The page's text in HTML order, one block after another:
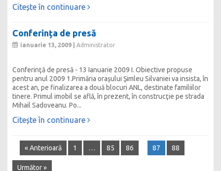
Citește în continuare
Conferința de presă
ianuarie 13, 2009 | Administrator
Conferinţă de presă - 13 Ianuarie 2009 I. Obiective propuse
pentru anul 2009 1.Primăria oraşului Şimleu Silvaniei va insista, în
acest an, pe finalizarea a două blocuri ANL, destinate familiilor
tinere. Primul imobil se află, în prezent, în construcţie pe strada
Mihail Sadoveanu. Po...
Citește în continuare
« Anterioară 1 … 85 86 87 88
Următor »